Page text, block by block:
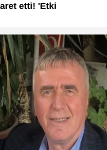
etti! 'Etki